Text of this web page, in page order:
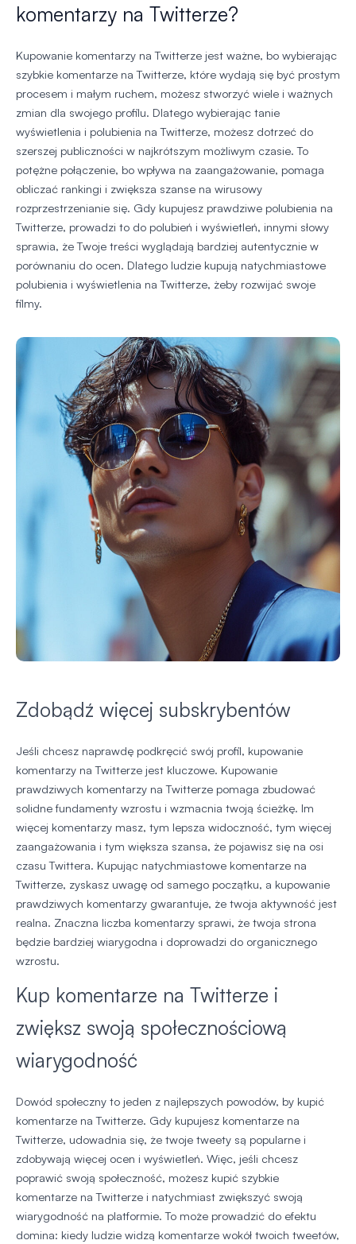
komentarzy na Twitterze?
Kupowanie komentarzy na Twitterze jest ważne, bo wybierając
szybkie komentarze na Twitterze, które wydają się być prostym
procesem i małym ruchem, możesz stworzyć wiele i ważnych
zmian dla swojego profilu. Dlatego wybierając tanie
wyświetlenia i polubienia na Twitterze, możesz dotrzeć do
szerszej publiczności w najkrótszym możliwym czasie. To
potężne połączenie, bo wpływa na zaangażowanie, pomaga
obliczać rankingi i zwiększa szanse na wirusowy
rozprzestrzenianie się. Gdy kupujesz prawdziwe polubienia na
Twitterze, prowadzi to do polubień i wyświetleń, innymi słowy
sprawia, że Twoje treści wyglądają bardziej autentycznie w
porównaniu do ocen. Dlatego ludzie kupują natychmiastowe
polubienia i wyświetlenia na Twitterze, żeby rozwijać swoje
filmy.
Zdobądź więcej subskrybentów
Jeśli chcesz naprawdę podkręcić swój profil, kupowanie
komentarzy na Twitterze jest kluczowe. Kupowanie
prawdziwych komentarzy na Twitterze pomaga zbudować
solidne fundamenty wzrostu i wzmacnia twoją ścieżkę. Im
więcej komentarzy masz, tym lepsza widoczność, tym więcej
zaangażowania i tym większa szansa, że pojawisz się na osi
czasu Twittera. Kupując natychmiastowe komentarze na
Twitterze, zyskasz uwagę od samego początku, a kupowanie
prawdziwych komentarzy gwarantuje, że twoja aktywność jest
realna. Znaczna liczba komentarzy sprawi, że twoja strona
będzie bardziej wiarygodna i doprowadzi do organicznego
wzrostu.
Kup komentarze na Twitterze i
zwiększ swoją społecznościową
wiarygodność
Dowód społeczny to jeden z najlepszych powodów, by kupić
komentarze na Twitterze. Gdy kupujesz komentarze na
Twitterze, udowadnia się, że twoje tweety są popularne i
zdobywają więcej ocen i wyświetleń. Więc, jeśli chcesz
poprawić swoją społeczność, możesz kupić szybkie
komentarze na Twitterze i natychmiast zwiększyć swoją
wiarygodność na platformie. To może prowadzić do efektu
domina: kiedy ludzie widzą komentarze wokół twoich tweetów,